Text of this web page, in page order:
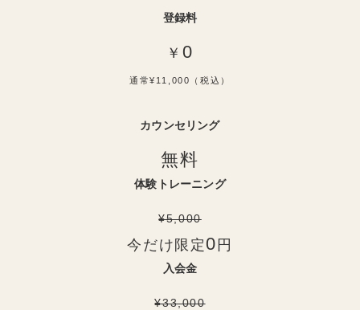
登録料
￥ 0
通常¥11,000（税込）
カウンセリング
無料
体験トレーニング
¥5,000
今だけ限定0 円
入会金
¥33,000